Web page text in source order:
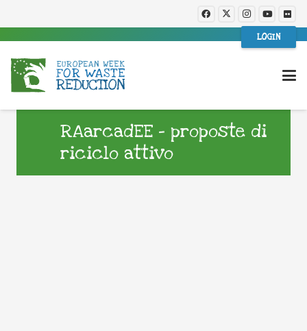
LOGIN
RAarcadEE – proposte di
riciclo attivo